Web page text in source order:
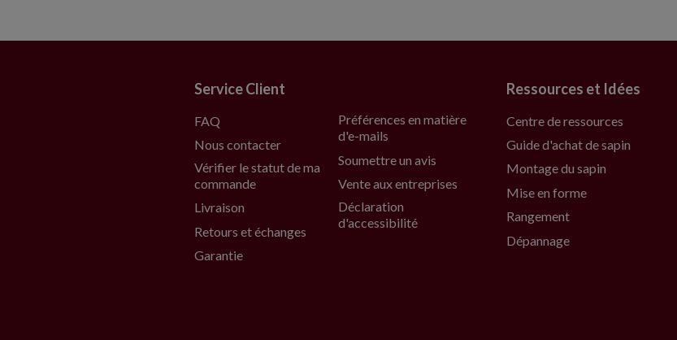
Service Client
FAQ
Nous contacter
Vérifier le statut de ma
commande
Livraison
Retours et échanges
Garantie
Préférences en matière
d'e-mails
Soumettre un avis
Vente aux entreprises
Déclaration
d'accessibilité
Ressources et Idées
Centre de ressources
Guide d'achat de sapin
Montage du sapin
Mise en forme
Rangement
Dépannage